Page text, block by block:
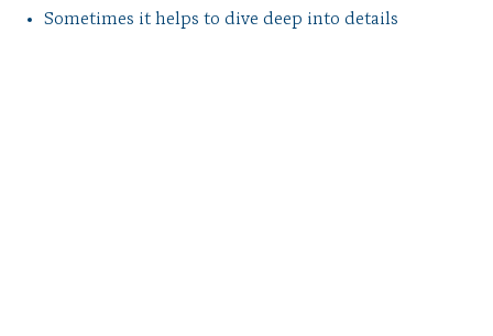
Sometimes it helps to dive deep into details